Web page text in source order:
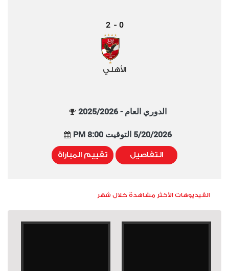
0
-
2
الأهلي
الدوري العام - 2025/2026
5/20/2026 التوقيت 8:00 PM
التفاصيل تقييم المباراة
الفيديوهات الأكثر مشاهدة خلال شهر